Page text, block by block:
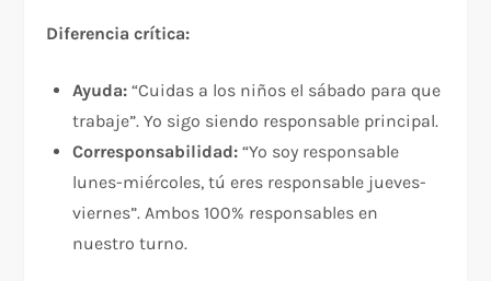
Diferencia crítica:
Ayuda: “Cuidas a los niños el sábado para que
trabaje”. Yo sigo siendo responsable principal.
Corresponsabilidad: “Yo soy responsable
lunes-miércoles, tú eres responsable jueves-
viernes”. Ambos 100% responsables en
nuestro turno.